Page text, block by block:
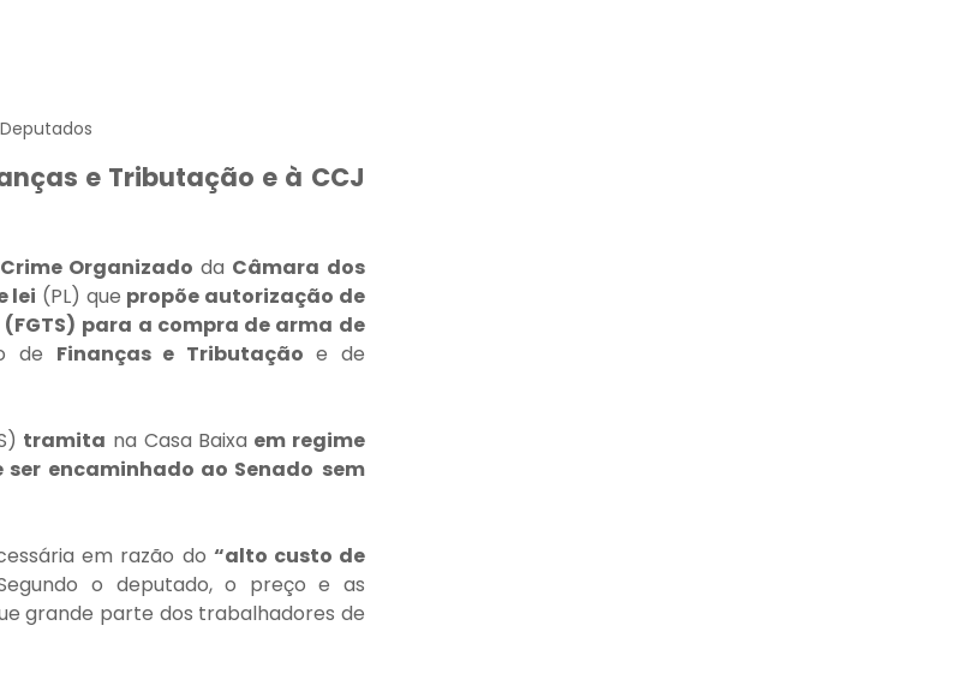
e Tributação e à CCJ
Organizado da Câmara dos
lei (PL) que propõe autorização de
para a compra de arma de
de Finanças e Tributação
tramita na Casa Baixa em regime
ser encaminhado ao Senado sem
em razão do “alto custo de
o deputado, o preço e as
grande parte dos trabalhadores de